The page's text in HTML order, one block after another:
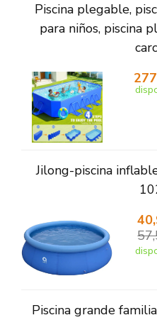
Piscina plegable,
para niños, piscina
Jilong-piscina
Piscina grande